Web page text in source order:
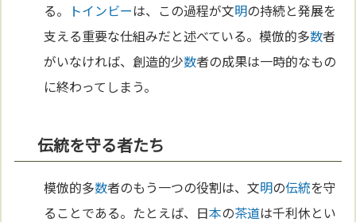
る。
トインビーは、この過程が文明の持続と発展を
支える重要な仕組みだと述べている。模倣的多数者
がいなければ、創造的少数者の成果は一時的なもの
に終わってしまう。
伝統を守る者たち
模倣的多数者のもう一つの役割は、文明の伝統を守
ることである。たとえば、日本の茶道は千利休とい